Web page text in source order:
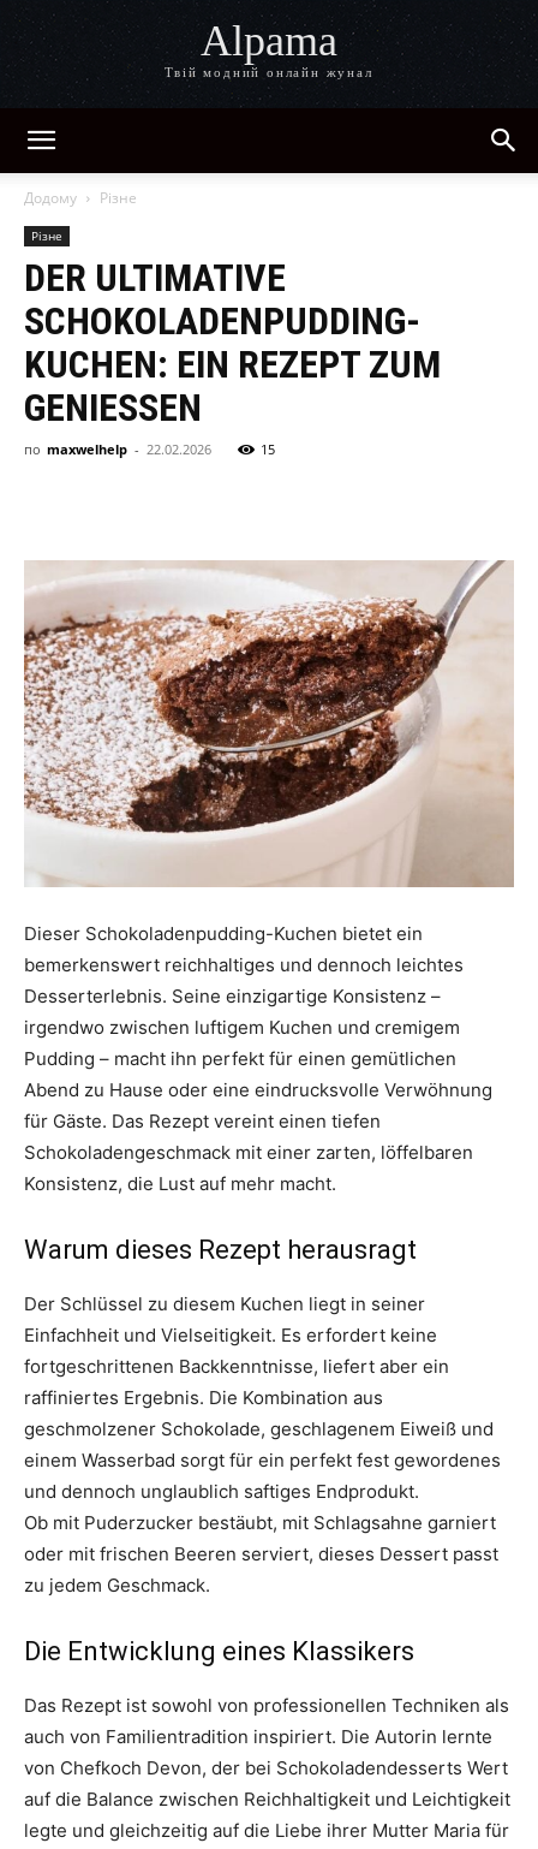
Alpama
Твій модний онлайн жунал
Додому Різне
Різне
DER ULTIMATIVE
SCHOKOLADENPUDDING-
KUCHEN: EIN REZEPT ZUM
GENIESSEN
по maxwelhelp - 22.02.2026 15
Dieser Schokoladenpudding-Kuchen bietet ein
bemerkenswert reichhaltiges und dennoch leichtes
Desserterlebnis. Seine einzigartige Konsistenz –
irgendwo zwischen luftigem Kuchen und cremigem
Pudding – macht ihn perfekt für einen gemütlichen
Abend zu Hause oder eine eindrucksvolle Verwöhnung
für Gäste. Das Rezept vereint einen tiefen
Schokoladengeschmack mit einer zarten, löffelbaren
Konsistenz, die Lust auf mehr macht.
Warum dieses Rezept herausragt
Der Schlüssel zu diesem Kuchen liegt in seiner
Einfachheit und Vielseitigkeit. Es erfordert keine
fortgeschrittenen Backkenntnisse, liefert aber ein
raffiniertes Ergebnis. Die Kombination aus
geschmolzener Schokolade, geschlagenem Eiweiß und
einem Wasserbad sorgt für ein perfekt fest gewordenes
und dennoch unglaublich saftiges Endprodukt.
Ob mit Puderzucker bestäubt, mit Schlagsahne garniert
oder mit frischen Beeren serviert, dieses Dessert passt
zu jedem Geschmack.
Die Entwicklung eines Klassikers
Das Rezept ist sowohl von professionellen Techniken als
auch von Familientradition inspiriert. Die Autorin lernte
von Chefkoch Devon, der bei Schokoladendesserts Wert
auf die Balance zwischen Reichhaltigkeit und Leichtigkeit
legte und gleichzeitig auf die Liebe ihrer Mutter Maria für